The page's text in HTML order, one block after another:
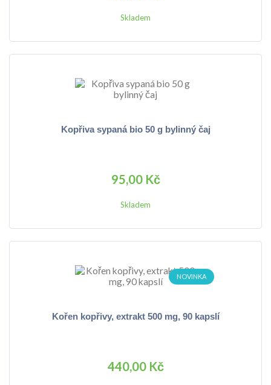
Skladem
Kopřiva sypaná bio 50 g bylinný čaj
95,00 Kč
Skladem
NOVINKA
Kořen kopřivy, extrakt 500 mg, 90 kapslí
440,00 Kč